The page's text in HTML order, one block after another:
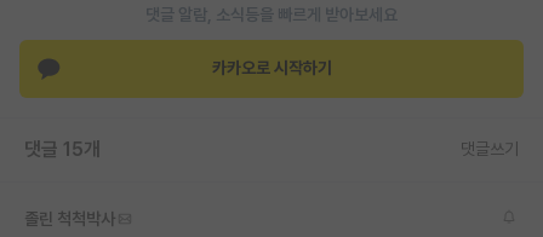
댓글 알람, 소식등을 빠르게 받아보세요
카카오로 시작하기
댓글 15개 댓글쓰기
졸린 척척박사